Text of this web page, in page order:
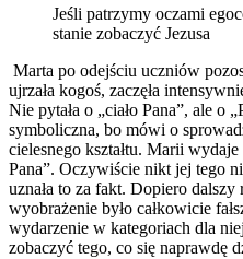
Jeśli patrzymy oczami
stanie zobaczyć Jezusa
Marta po odejściu uczniów
ujrzała kogoś, zaczęła
Nie pytała o „ciało Pana”, ale o
symboliczna, bo mówi o
cielesnego kształtu. Marii wydaje
Pana”. Oczywiście nikt jej tego
uznała to za fakt. Dopiero
wyobrażenie było całkowicie
wydarzenie w kategoriach dla
zobaczyć tego, co się naprawdę